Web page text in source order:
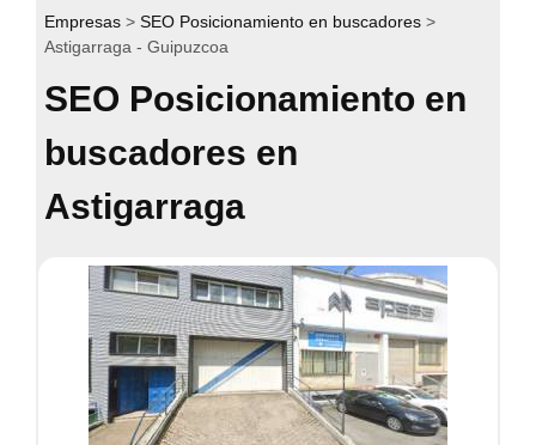
Empresas
SEO Posicionamiento en buscadores
Astigarraga - Guipuzcoa
SEO Posicionamiento en
buscadores en
Astigarraga